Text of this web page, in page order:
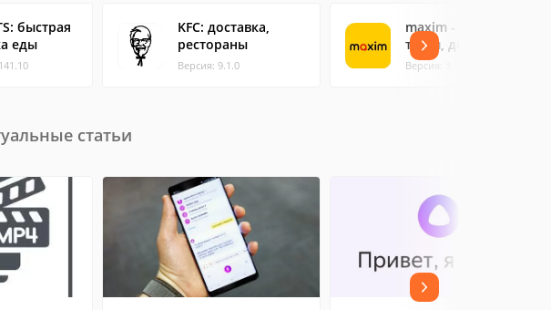
быстрая
еды
KFC: доставка,
рестораны
Версия: 9.1.0
maxim - заказ
такси, доставка
Версия: 3.160
статьи